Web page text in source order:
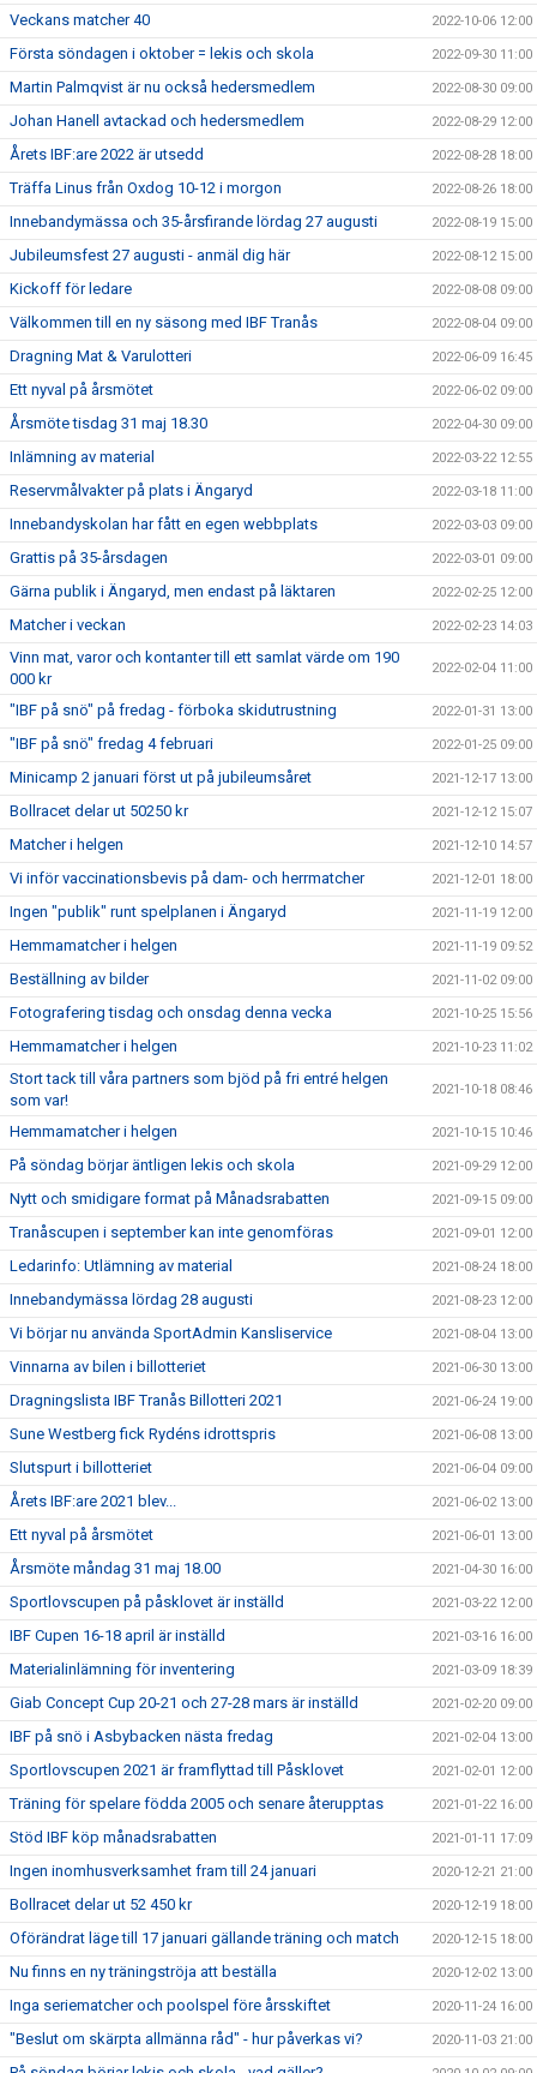
Veckans matcher 40 2022-10-06 12:00
Första söndagen i oktober = lekis och skola 2022-09-30 11:00
Martin Palmqvist är nu också hedersmedlem 2022-08-30 09:00
Johan Hanell avtackad och hedersmedlem 2022-08-29 12:00
Årets IBF:are 2022 är utsedd 2022-08-28 18:00
Träffa Linus från Oxdog 10-12 i morgon 2022-08-26 18:00
Innebandymässa och 35-årsfirande lördag 27 augusti 2022-08-19 15:00
Jubileumsfest 27 augusti - anmäl dig här 2022-08-12 15:00
Kickoff för ledare 2022-08-08 09:00
Välkommen till en ny säsong med IBF Tranås 2022-08-04 09:00
Dragning Mat & Varulotteri 2022-06-09 16:45
Ett nyval på årsmötet 2022-06-02 09:00
Årsmöte tisdag 31 maj 18.30 2022-04-30 09:00
Inlämning av material 2022-03-22 12:55
Reservmålvakter på plats i Ängaryd 2022-03-18 11:00
Innebandyskolan har fått en egen webbplats 2022-03-03 09:00
Grattis på 35-årsdagen 2022-03-01 09:00
Gärna publik i Ängaryd, men endast på läktaren 2022-02-25 12:00
Matcher i veckan 2022-02-23 14:03
Vinn mat, varor och kontanter till ett samlat värde om 190
000 kr
2022-02-04 11:00
"IBF på snö" på fredag - förboka skidutrustning 2022-01-31 13:00
"IBF på snö" fredag 4 februari 2022-01-25 09:00
Minicamp 2 januari först ut på jubileumsåret 2021-12-17 13:00
Bollracet delar ut 50250 kr 2021-12-12 15:07
Matcher i helgen 2021-12-10 14:57
Vi inför vaccinationsbevis på dam- och herrmatcher 2021-12-01 18:00
Ingen "publik" runt spelplanen i Ängaryd 2021-11-19 12:00
Hemmamatcher i helgen 2021-11-19 09:52
Beställning av bilder 2021-11-02 09:00
Fotografering tisdag och onsdag denna vecka 2021-10-25 15:56
Hemmamatcher i helgen 2021-10-23 11:02
Stort tack till våra partners som bjöd på fri entré helgen
som var!
2021-10-18 08:46
Hemmamatcher i helgen 2021-10-15 10:46
På söndag börjar äntligen lekis och skola 2021-09-29 12:00
Nytt och smidigare format på Månadsrabatten 2021-09-15 09:00
Tranåscupen i september kan inte genomföras 2021-09-01 12:00
Ledarinfo: Utlämning av material 2021-08-24 18:00
Innebandymässa lördag 28 augusti 2021-08-23 12:00
Vi börjar nu använda SportAdmin Kansliservice 2021-08-04 13:00
Vinnarna av bilen i billotteriet 2021-06-30 13:00
Dragningslista IBF Tranås Billotteri 2021 2021-06-24 19:00
Sune Westberg fick Rydéns idrottspris 2021-06-08 13:00
Slutspurt i billotteriet 2021-06-04 09:00
Årets IBF:are 2021 blev... 2021-06-02 13:00
Ett nyval på årsmötet 2021-06-01 13:00
Årsmöte måndag 31 maj 18.00 2021-04-30 16:00
Sportlovscupen på påsklovet är inställd 2021-03-22 12:00
IBF Cupen 16-18 april är inställd 2021-03-16 16:00
Materialinlämning för inventering 2021-03-09 18:39
Giab Concept Cup 20-21 och 27-28 mars är inställd 2021-02-20 09:00
IBF på snö i Asbybacken nästa fredag 2021-02-04 13:00
Sportlovscupen 2021 är framflyttad till Påsklovet 2021-02-01 12:00
Träning för spelare födda 2005 och senare återupptas 2021-01-22 16:00
Stöd IBF köp månadsrabatten 2021-01-11 17:09
Ingen inomhusverksamhet fram till 24 januari 2020-12-21 21:00
Bollracet delar ut 52 450 kr 2020-12-19 18:00
Oförändrat läge till 17 januari gällande träning och match 2020-12-15 18:00
Nu finns en ny träningströja att beställa 2020-12-02 13:00
Inga seriematcher och poolspel före årsskiftet 2020-11-24 16:00
"Beslut om skärpta allmänna råd" - hur påverkas vi? 2020-11-03 21:00